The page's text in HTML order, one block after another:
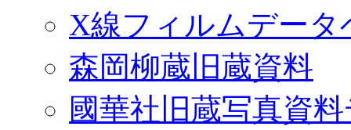
X線フィルムデータ
森岡柳蔵旧蔵資料
國華社旧蔵写真資